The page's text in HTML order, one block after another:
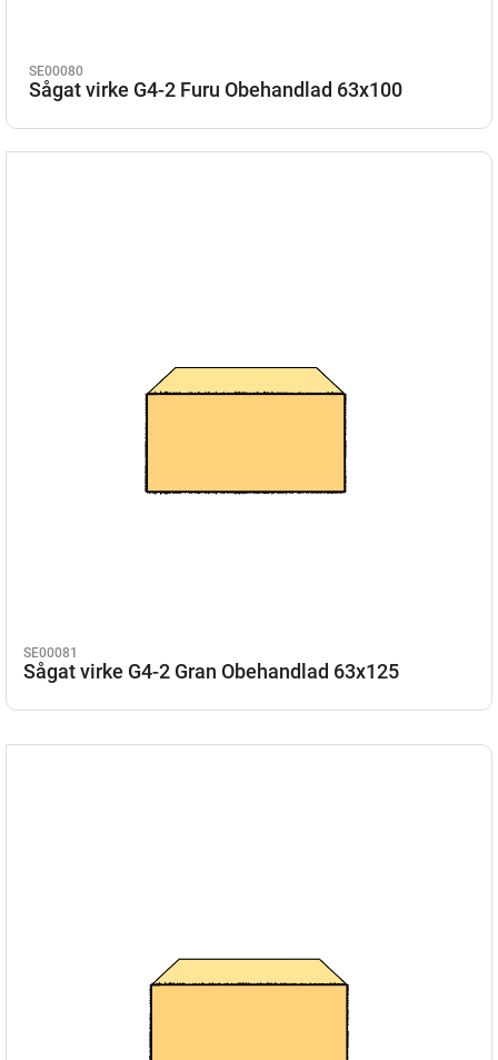
SE00080
Sågat virke G4-2 Furu Obehandlad 63x100
SE00081
Sågat virke G4-2 Gran Obehandlad 63x125